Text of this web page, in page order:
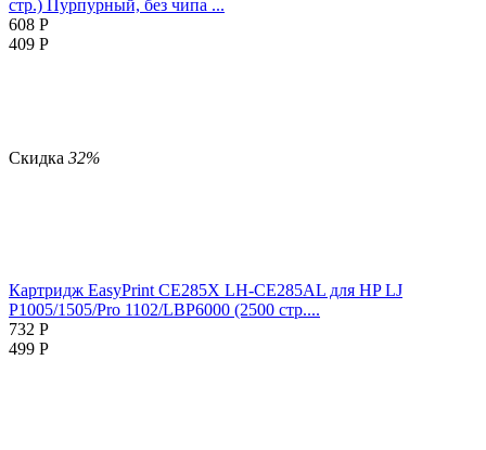
стр.) Пурпурный, без чипа ...
608 Р
409 Р
Скидка 32%
Картридж EasyPrint CE285X LH-CE285AL для HP LJ
P1005/1505/Pro 1102/LBP6000 (2500 стр....
732 Р
499 Р